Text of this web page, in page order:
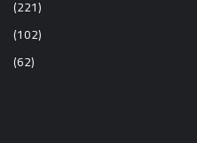
(221)
(102)
(62)